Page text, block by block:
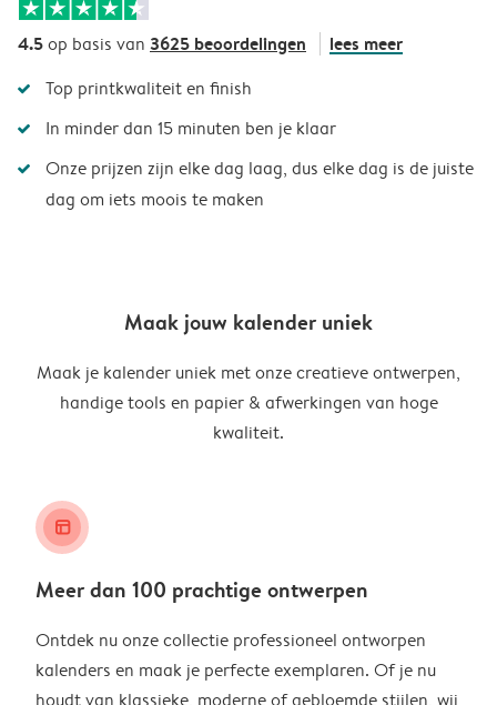
4.5op basis van 3625 beoordelingen lees meer
Top printkwaliteit en finish
In minder dan 15 minuten ben je klaar
Onze prijzen zijn elke dag laag, dus elke dag is de juiste
dag om iets moois te maken
Maak jouw kalender uniek
Maak je kalender uniek met onze creatieve ontwerpen,
handige tools en papier & afwerkingen van hoge
kwaliteit.
layout_alt
Meer dan 100 prachtige ontwerpen
Ontdek nu onze collectie professioneel ontworpen
kalenders en maak je perfecte exemplaren. Of je nu
houdt van klassieke, moderne of gebloemde stijlen, wij